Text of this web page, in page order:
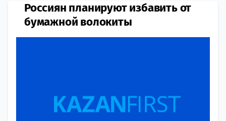
Россиян планируют избавить от
бумажной волокиты